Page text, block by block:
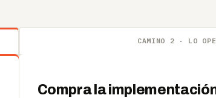
CAMINO 2 · LO
Compra la